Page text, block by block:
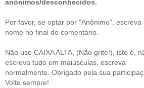
anônimos/desconhecidos.
Por favor, se optar por "Anônimo", escreva
nome no final do comentário.
Não use CAIXA ALTA, (Não grite!), isto é,
escreva tudo em maiúsculas, escreva
normalmente. Obrigado pela sua
Volte sempre!